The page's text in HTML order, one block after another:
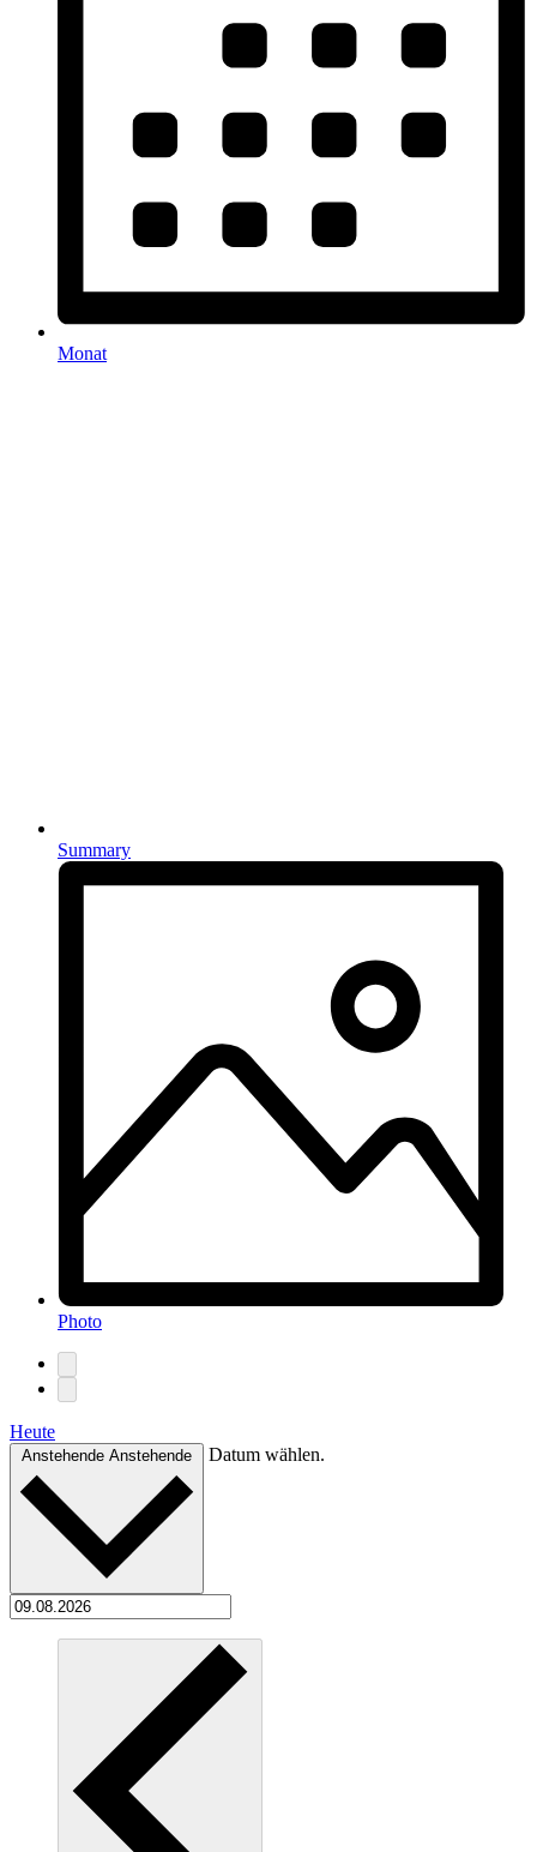
Monat
Summary
Photo
Heute
Anstehende Anstehende Datum wählen.